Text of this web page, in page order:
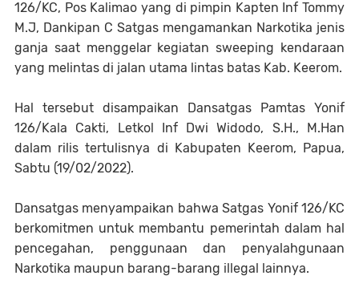
126/KC, Pos Kalimao yang di pimpin Kapten Inf Tommy
M.J, Dankipan C Satgas mengamankan Narkotika jenis
ganja saat menggelar kegiatan sweeping kendaraan
yang melintas di jalan utama lintas batas Kab. Keerom.
Hal tersebut disampaikan Dansatgas Pamtas Yonif
126/Kala Cakti, Letkol Inf Dwi Widodo, S.H., M.Han
dalam rilis tertulisnya di Kabupaten Keerom, Papua,
Sabtu (19/02/2022).
Dansatgas menyampaikan bahwa Satgas Yonif 126/KC
berkomitmen untuk membantu pemerintah dalam hal
pencegahan, penggunaan dan penyalahgunaan
Narkotika maupun barang-barang illegal lainnya.